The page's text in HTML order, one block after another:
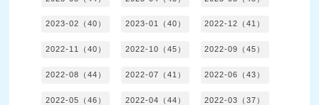
2023-02（40） 2023-01（40） 2022-12（41）
2022-11（40） 2022-10（45） 2022-09（45）
2022-08（44） 2022-07（41） 2022-06（43）
2022-05（46） 2022-04（44） 2022-03（37）